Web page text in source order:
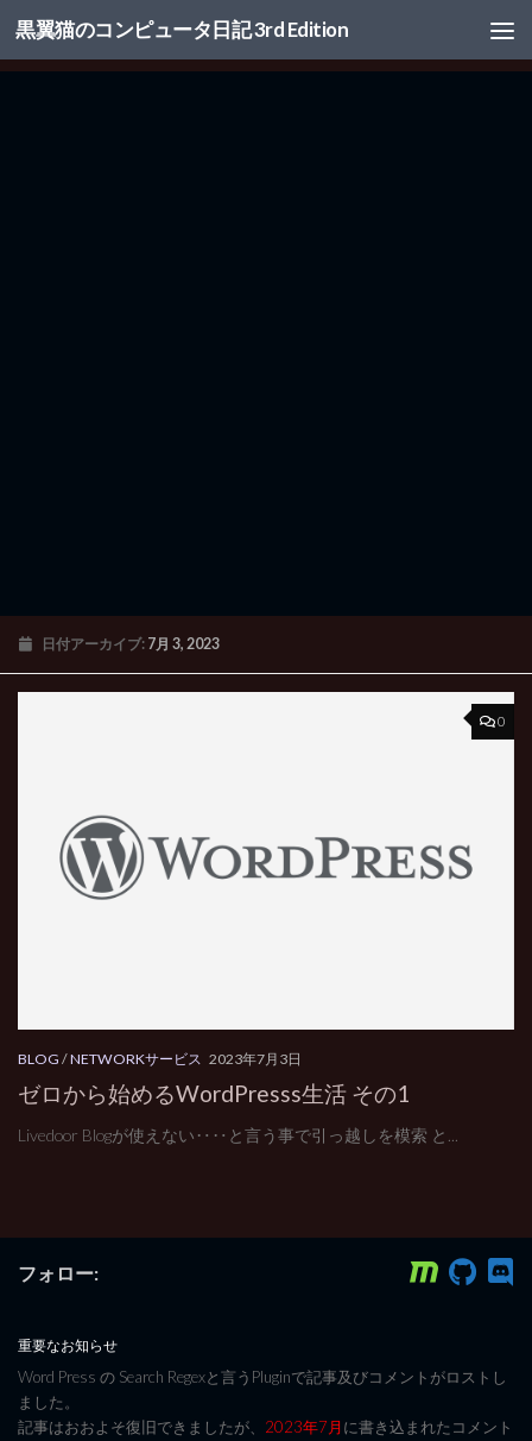
コンテンツへスキップ
黒翼猫のコンピュータ日記 3rd Edition
日付アーカイブ: 7月 3, 2023
0
BLOG /NETWORKサービス 2023年7月3日
ゼロから始めるWordPresss生活 その1
Livedoor Blogが使えない‥‥と言う事で引っ越しを模索 と...
フォロー:
重要なお知らせ
Word Press の Search Regexと言うPluginで記事及びコメントがロストし
ました。
記事はおおよそ復旧できましたが、 2023年7月に書き込まれたコメント